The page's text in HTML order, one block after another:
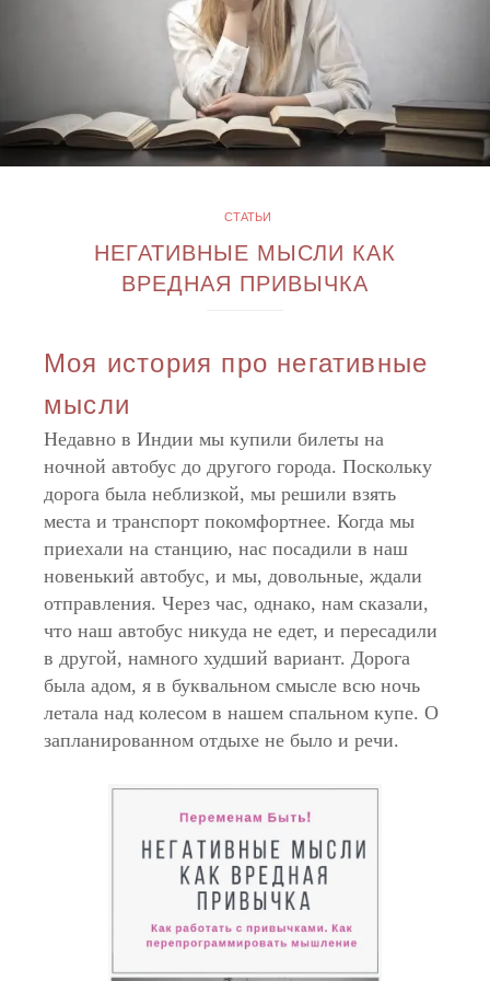
СТАТЬИ
НЕГАТИВНЫЕ МЫСЛИ КАК
ВРЕДНАЯ ПРИВЫЧКА
Моя история про негативные
мысли
Недавно в Индии мы купили билеты на
ночной автобус до другого города. Поскольку
дорога была неблизкой, мы решили взять
места и транспорт покомфортнее. Когда мы
приехали на станцию, нас посадили в наш
новенький автобус, и мы, довольные, ждали
отправления. Через час, однако, нам сказали,
что наш автобус никуда не едет, и пересадили
в другой, намного худший вариант. Дорога
была адом, я в буквальном смысле всю ночь
летала над колесом в нашем спальном купе. О
запланированном отдыхе не было и речи.